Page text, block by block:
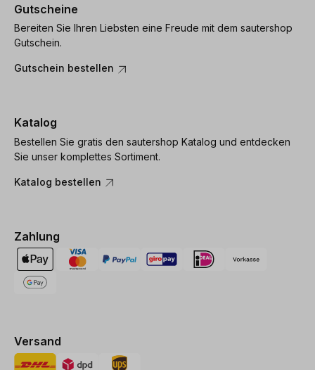
Gutscheine
Bereiten Sie Ihren Liebsten eine Freude mit dem sautershop
Gutschein.
Gutschein bestellen
Katalog
Bestellen Sie gratis den sautershop Katalog und entdecken
Sie unser komplettes Sortiment.
Katalog bestellen
Zahlung
Versand